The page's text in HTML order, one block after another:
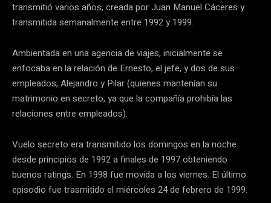
transmitió varios años, creada por Juan Manuel Cáceres y
transmitida semanalmente entre 1992 y 1999.
Ambientada en una agencia de viajes, inicialmente se
enfocaba en la relación de Ernesto, el jefe, y dos de sus
empleados, Alejandro y Pilar (quienes mantenían su
matrimonio en secreto, ya que la compañía prohibía las
relaciones entre empleados).
Vuelo secreto era transmitido los domingos en la noche
desde principios de 1992 a finales de 1997 obteniendo
buenos ratings. En 1998 fue movida a los viernes. El último
episodio fue trasmitido el miércoles 24 de febrero de 1999.